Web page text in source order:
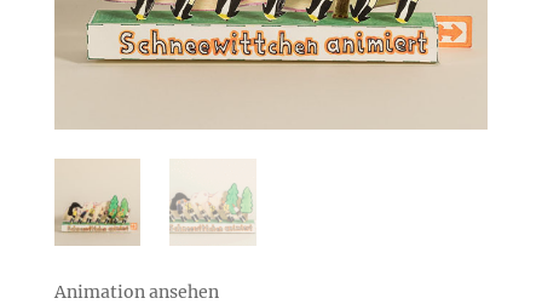
Animation ansehen